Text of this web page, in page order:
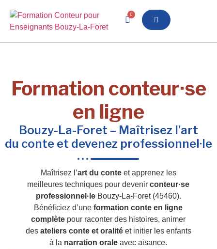
0
Formation conteur·se
en ligne
Bouzy-La-Foret – Maîtrisez l’art
du conte et devenez professionnel·le
Maîtrisez l’art du conteet apprenez les
meilleures techniques pour devenirconteur·se
professionnel·leBouzy-La-Foret (45460).
Bénéficiez d’uneformation conte en ligne
complète pour raconter des histoires, animer
des ateliers conte et oralitéet initier les enfants
à la narration orale avec aisance.